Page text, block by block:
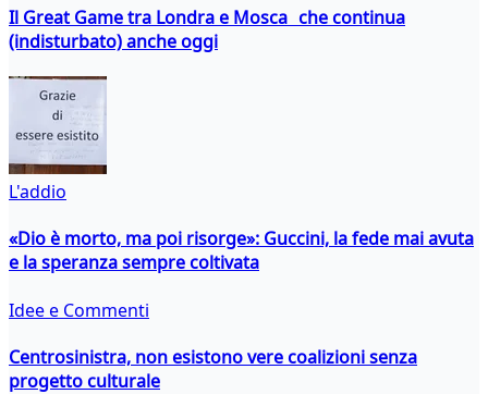
Il Great Game tra Londra e Mosca che continua
(indisturbato) anche oggi
L'addio
«Dio è morto, ma poi risorge»: Guccini, la fede mai avuta
e la speranza sempre coltivata
Idee e Commenti
Centrosinistra, non esistono vere coalizioni senza
progetto culturale